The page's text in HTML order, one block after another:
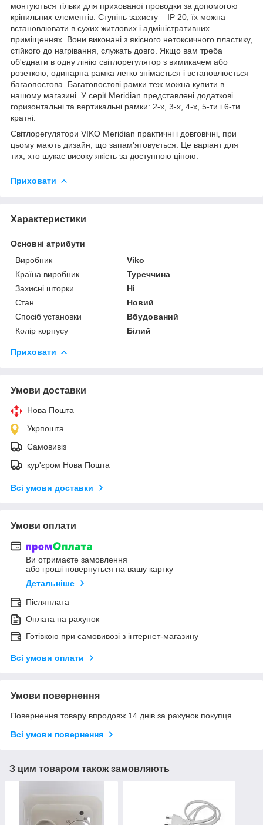
монтуються тільки для прихованої проводки за допомогою
кріпильних елементів. Ступінь захисту – IP 20, їх можна
встановлювати в сухих житлових і адміністративних
приміщеннях. Вони виконані з якісного нетоксичного пластику,
стійкого до нагрівання, служать довго. Якщо вам треба
об'єднати в одну лінію світлорегулятор з вимикачем або
розеткою, одинарна рамка легко знімається і встановлюється
багаопостова. Багатопостові рамки теж можна купити в
нашому магазині. У серії Meridian представлені додаткові
горизонтальні та вертикальні рамки: 2-х, 3-х, 4-х, 5-ти і 6-ти
кратні.
Світлорегулятори VIKO Meridian практичні і довговічні, при
цьому мають дизайн, що запам'ятовується. Це варіант для
тих, хто шукає високу якість за доступною ціною.
Приховати
Характеристики
Основні атрибути
Виробник
Viko
Країна виробник
Туреччина
Захисні шторки
Ні
Стан
Новий
Спосіб установки
Вбудований
Колір корпусу
Білий
Приховати
Умови доставки
Нова Пошта
Укрпошта
Самовивіз
кур'єром Нова Пошта
Всі умови доставки
Умови оплати
Ви отримаєте замовлення
або гроші повернуться на вашу картку
Детальніше
Післяплата
Оплата на рахунок
Готівкою при самовивозі з інтернет-магазину
Всі умови оплати
Умови повернення
Повернення товару впродовж 14 днів за рахунок покупця
Всі умови повернення
З цим товаром також замовляють